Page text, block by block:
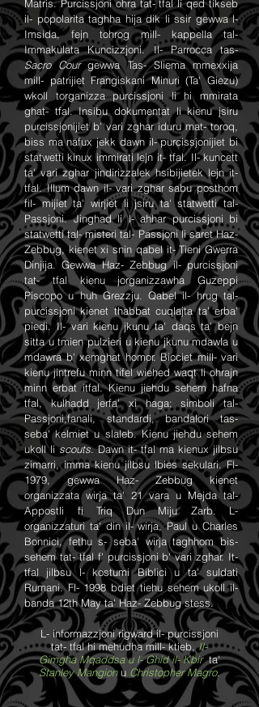
Matris. Purcissjoni ohra tat- tfal li qed tikseb
il- popolarita taghha hija dik li ssir gewwa l-
Imsida, fejn tohrog mill- kappella tal-
Immakulata Kuncizzjoni. Il- Parrocca tas-
Sacro Courgewwa Tas- Sliema mmexxija
mill- patrijiet Frangiskani Minuri (Ta' Giezu)
wkoll torganizza purcissjoni li hi mmirata
ghat- tfal. Insibu dokumentat li kienu jsiru
purcissjonijiet b' vari zghar iduru mat- toroq,
biss ma nafux jekk dawn il- purcissjonijiet bi
statwetti kinux immirati lejn it- tfal. Il- kuncett
ta' vari zghar jindirizzalek hsibijietek lejn it-
tfal. Illum dawn il- vari zghar sabu posthom
fil- mijiet ta' wirjiet li jsiru ta' statwetti tal-
Passjoni. Jinghad li l- ahhar purcissjoni bi
statwetti tal- misteri tal- Passjoni li saret Haz-
Zebbug, kienet xi snin qabel it- Tieni Gwerra
Dinjija. Gewwa Haz- Zebbug il- purcissjoni
tat- tfal kienu jorganizzawha Guzeppi
Piscopo u huh Grezzju. Qabel il- hrug tal-
purcissjoni kienet thabbat cuqlajta ta' erba'
piedi. Il- vari kienu jkunu ta' daqs ta' bejn
sitta u tmien pulzieri u kienu jkunu mdawla u
mdawra b' xemghat homor. Bicciet mill- vari
kienu jintrefu minn tifel wiehed waqt li ohrajn
minn erbat itfal. Kienu jiehdu sehem hafna
tfal, kulhadd jerfa' xi haga; simboli tal-
Passjoni,fanali, standardi, bandalori tas-
seba' kelmiet u slaleb. Kienu jiehdu sehem
ukoll liscouts. Dawn it- tfal ma kienux jilbsu
zimarri, imma kienu jilbsu lbies sekulari. Fl-
1979, gewwa Haz- Zebbug kienet
organizzata wirja ta' 21 vara u Mejda tal-
Appostli fi Triq Dun Miju Zarb. L-
organizzaturi ta' din il- wirja, Paul u Charles
Bonnici, fethu s- seba' wirja taghhom bis-
sehem tat- tfal f' purcissjoni b' vari zghar. It-
tfal jilbsu l- kostumi Biblici u ta' suldati
Rumani. Fl- 1998 bdiet tiehu sehem ukoll il-
banda 12th May ta' Haz- Zebbug stess.
L- informazzjoni rigward il- purcissjoni
tat- tfal hi mehudha mill- ktieb, Il-
Gimgha Mqaddsa u l- Ghid il- Kbir ta'
Stanley Mangion u Christopher Magro.